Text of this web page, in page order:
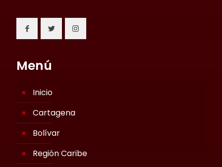
Menú
Inicio
Cartagena
Bolívar
Región Caribe